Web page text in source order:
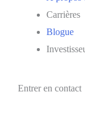
Carrières
Blogue
Entrer en contact